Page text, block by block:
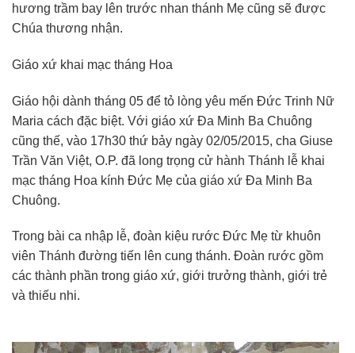
hương trầm bay lên trước nhan thánh Mẹ cũng sẽ được
Chúa thương nhận.
Giáo xứ khai mạc tháng Hoa
Giáo hội dành tháng 05 để tỏ lòng yêu mến Đức Trinh Nữ
Maria cách đặc biệt. Với giáo xứ Đa Minh Ba Chuông
cũng thế, vào 17h30 thứ bảy ngày 02/05/2015, cha Giuse
Trần Văn Việt, O.P. đã long trọng cử hành Thánh lễ khai
mạc tháng Hoa kính Đức Mẹ của giáo xứ Đa Minh Ba
Chuông.
Trong bài ca nhập lễ, đoàn kiệu rước Đức Mẹ từ khuôn
viên Thánh đường tiến lên cung thánh. Đoàn rước gồm
các thành phần trong giáo xứ, giới trưởng thành, giới trẻ
và thiếu nhi.